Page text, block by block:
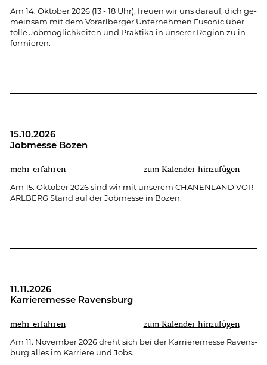
Am 14. Ok­to­ber 2026 (13 - 18 Uhr), freu­en wir uns dar­auf, dich ge­
mein­sam mit dem Vor­arl­ber­ger Un­ter­neh­men Fu­so­nic über
tolle Job­mög­lich­kei­ten und Prak­ti­ka in un­se­rer Re­gi­on zu in­
for­mie­ren.
15.10.2026
Job­mes­se Bozen
mehr er­fah­ren zum Ka­len­der hin­zu­fü­gen
Am 15. Ok­to­ber 2026 sind wir mit un­se­rem CHA­NEN­LAND VOR­
ARL­BERG Stand auf der Job­mes­se in Bozen.
11.11.2026
Kar­rie­re­mes­se Ra­vens­burg
mehr er­fah­ren zum Ka­len­der hin­zu­fü­gen
Am 11. No­vem­ber 2026 dreht sich bei der Kar­rie­re­mes­se Ra­vens­
burg alles im Kar­rie­re und Jobs.